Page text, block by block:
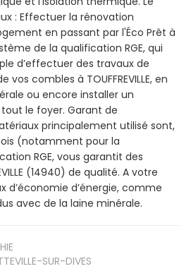
: Effectuer la rénovation
en passant par l'Éco Prêt à
de la qualification RGE, qui
d’effectuer des travaux de
vos combles à TOUFFREVILLE, en
ou encore installer un
le foyer. Garant de
principalement utilisé sont,
(notamment pour la
RGE, vous garantit des
(14940) de qualité. A votre
d’économie d’énergie, comme
avec de la laine minérale.
SUR-DIVES